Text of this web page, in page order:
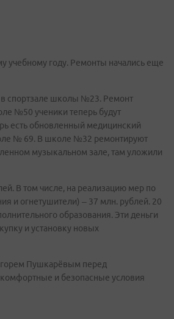
учебному году. Ремонты начались еще
спортзале школы №23. Ремонт
№50 ученики теперь будут
есть обновленный медицинский
№ 69. В школе №32 ремонтируют
музыкальном зале, там уложили
В том числе, на реализацию мер по
и огнетушители) – 37 млн. рублей. 20
образования. Эти деньги
и установку новых
Пушкарёвым перед
и безопасные условия